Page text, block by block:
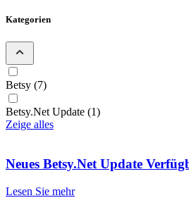
Kategorien
Betsy (7)
Betsy.Net Update (1)
Zeige alles
Neues Betsy.Net Update
Lesen Sie mehr